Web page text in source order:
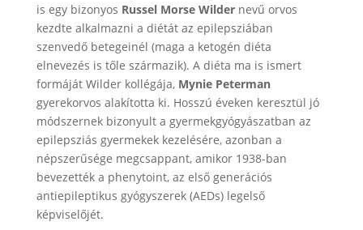
is egy bizonyos Russel Morse Wilder nevű orvos
kezdte alkalmazni a diétát az epilepsziában
szenvedő betegeinél (maga a ketogén diéta
elnevezés is tőle származik). A diéta ma is ismert
formáját Wilder kollégája, Mynie Peterman
gyerekorvos alakította ki. Hosszú éveken keresztül jó
módszernek bizonyult a gyermekgyógyászatban az
epilepsziás gyermekek kezelésére, azonban a
népszerűsége megcsappant, amikor 1938-ban
bevezették a phenytoint, az első generációs
antiepileptikus gyógyszerek (AEDs) legelső
képviselőjét.